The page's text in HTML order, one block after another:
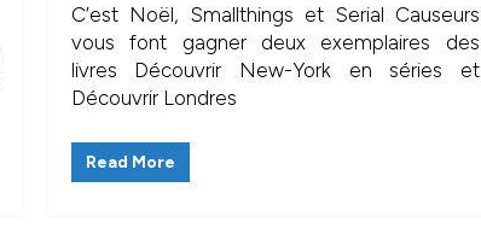
C’est Noël, Smallthings et Serial Causeurs
vous font gagner deux exemplaires des
livres Découvrir New-York en séries et
Découvrir Londres
Read More